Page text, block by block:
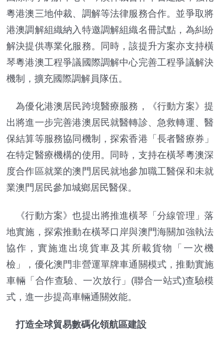
粵港澳三地仲裁、調解等法律服務合作。並爭取將
港澳調解組織納入特邀調解組織名冊試點，為糾紛
解決提供專業化服務。同時，該提升方案亦支持橫
琴粵港澳工程爭議國際調解中心完善工程爭議解決
機制，擴充國際調解員隊伍。
為優化港澳居民跨境醫療服務，《行動方案》提
出將進一步完善港澳居民就醫轉診、急救轉運、醫
保結算等服務協同機制，探索香港「長者醫療券」
在特定醫療機構的使用。同時，支持在橫琴粵澳深
度合作區就業的澳門居民就地參加職工醫保和未就
業澳門居民參加城鄉居民醫保。
《行動方案》也提出將推進橫琴「分線管理」落
地實施，探索推動在橫琴口岸與澳門海關加強執法
協作，實施進出境貨車及其所載貨物「一次機
檢」，優化澳門非營運單牌車通關模式，推動實施
車輛「合作查驗、一次放行」(聯合一站式)查驗模
式，進一步提高車輛通關效能。
打造全球貿易數碼化領航區建設